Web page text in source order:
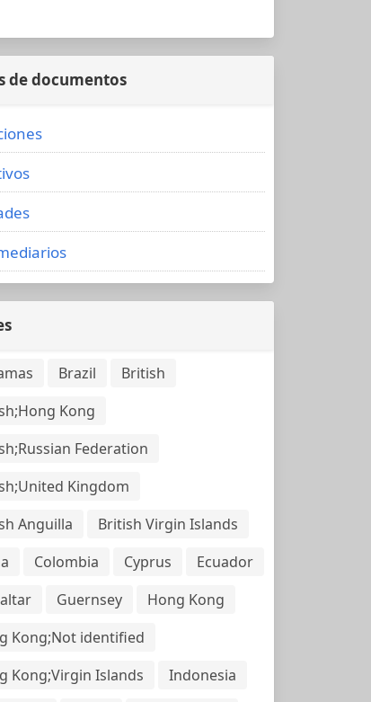
de documentos
Brazil
British
Kong
Federation
Kingdom
Anguilla
British Virgin Islands
Colombia Cyprus
Ecuador
Guernsey
Hong Kong
Kong;Not identified
Kong;Virgin Islands
Indonesia